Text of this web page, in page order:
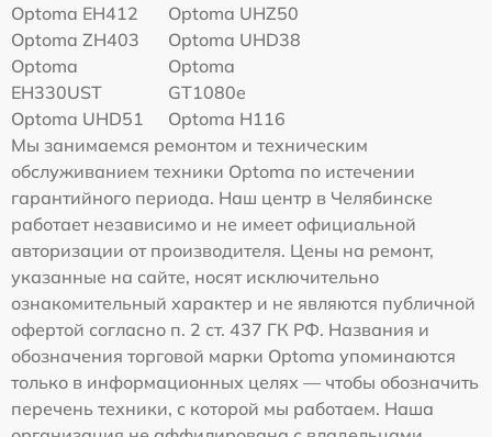
Optoma EH412
Optoma UHZ50
Optoma ZH403
Optoma UHD38
Optoma
EH330UST
Optoma
GT1080e
Optoma UHD51
Optoma H116
Мы занимаемся ремонтом и техническим
обслуживанием техники Optoma по истечении
гарантийного периода. Наш центр в Челябинске
работает независимо и не имеет официальной
авторизации от производителя. Цены на ремонт,
указанные на сайте, носят исключительно
ознакомительный характер и не являются публичной
офертой согласно п. 2 ст. 437 ГК РФ. Названия и
обозначения торговой марки Optoma упоминаются
только в информационных целях — чтобы обозначить
перечень техники, с которой мы работаем. Наша